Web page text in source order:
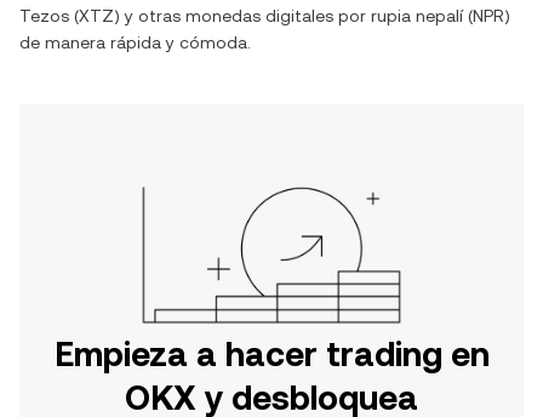
Tezos (XTZ) y otras monedas digitales por rupia nepalí(NPR)
de manera rápida y cómoda.
Empieza a hacer trading en
OKX y desbloquea